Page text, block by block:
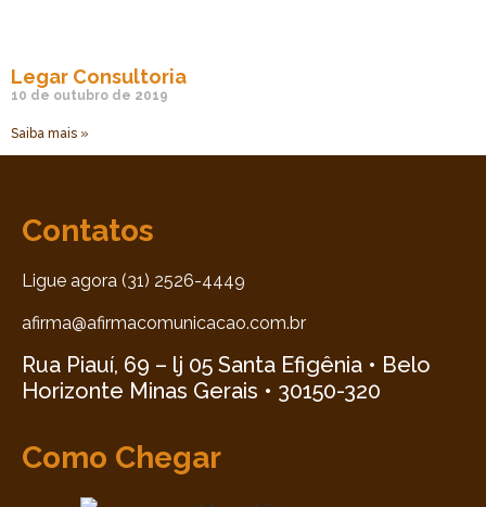
Legar Consultoria
10 de outubro de 2019
Saiba mais »
Contatos
Ligue agora (31) 2526-4449
afirma@afirmacomunicacao.com.br
Rua Piauí, 69 – lj 05 Santa Efigênia • Belo
Horizonte Minas Gerais • 30150-320
Como Chegar